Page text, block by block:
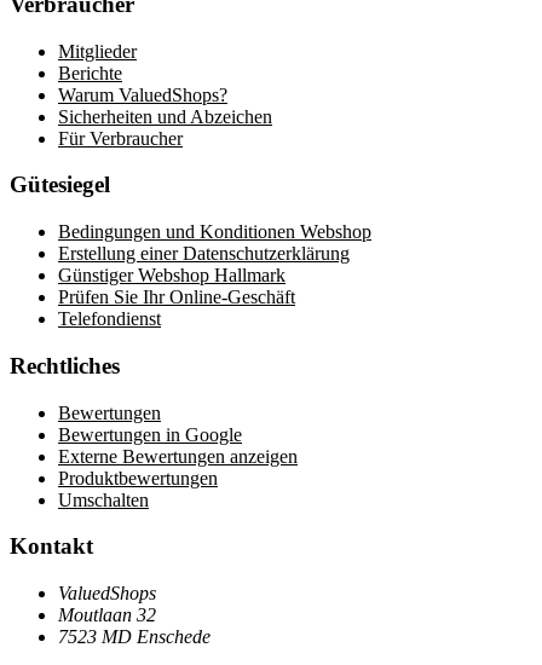
Mitglieder
Berichte
Warum ValuedShops?
Sicherheiten und Abzeichen
Für Verbraucher
Gütesiegel
Bedingungen und Konditionen Webshop
Erstellung einer Datenschutzerklärung
Günstiger Webshop Hallmark
Prüfen Sie Ihr Online-Geschäft
Telefondienst
Rechtliches
Bewertungen
Bewertungen in Google
Externe Bewertungen anzeigen
Produktbewertungen
Umschalten
Kontakt
ValuedShops
Moutlaan 32
7523 MD Enschede